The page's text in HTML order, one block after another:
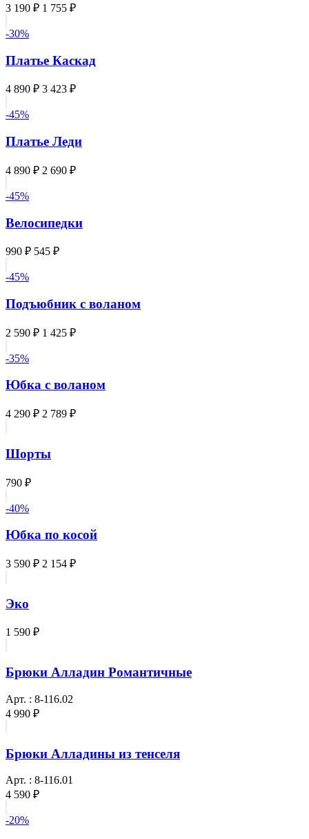
3 190 ₽ 1 755 ₽
-30%
Платье Каскад
4 890 ₽ 3 423 ₽
-45%
Платье Леди
4 890 ₽ 2 690 ₽
-45%
Велосипедки
990 ₽ 545 ₽
-45%
Подъюбник с воланом
2 590 ₽ 1 425 ₽
-35%
Юбка с воланом
4 290 ₽ 2 789 ₽
Шорты
790 ₽
-40%
Юбка по косой
3 590 ₽ 2 154 ₽
Эко
1 590 ₽
Брюки Алладин Романтичные
Арт. : 8-116.02
4 990 ₽
Брюки Алладины из тенселя
Арт. : 8-116.01
4 590 ₽
-20%